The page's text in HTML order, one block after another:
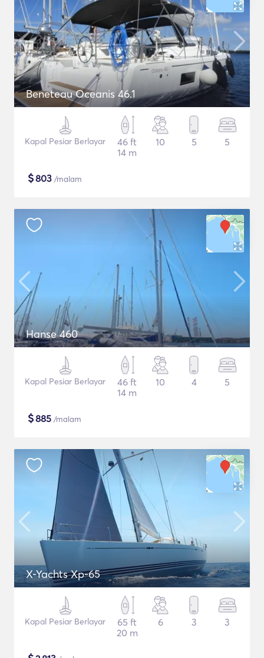
Beneteau Oceanis 46.1
Kapal Pesiar Berlayar
46 ft
14 m
10 5 5
$803 /malam
Hanse 460
Kapal Pesiar Berlayar
46 ft
14 m
10 4 5
$885 /malam
X-Yachts Xp-65
Kapal Pesiar Berlayar
65 ft
20 m
6 3 3